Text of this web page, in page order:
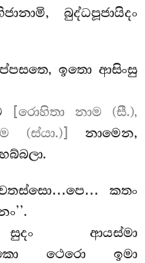
බුද්ධපූජායිදං
ඉතො ආසිංසු
[රොහිතා නාම (සී.),
(ස්යා.)]
නාමෙන,
චතස්සො…පෙ… කතං
ආයස්මා
ථෙරො ඉමා